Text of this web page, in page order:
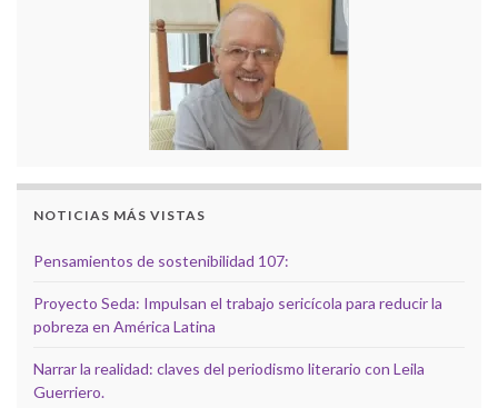
NOTICIAS MÁS VISTAS
Pensamientos de sostenibilidad 107:
Proyecto Seda: Impulsan el trabajo sericícola para reducir la
pobreza en América Latina
Narrar la realidad: claves del periodismo literario con Leila
Guerriero.